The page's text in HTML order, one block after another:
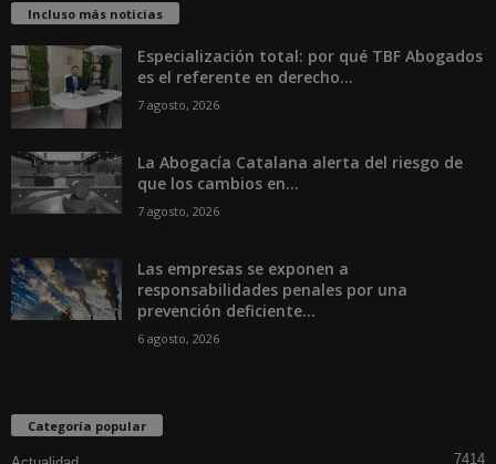
Incluso más noticias
Especialización total: por qué TBF Abogados
es el referente en derecho...
7 agosto, 2026
La Abogacía Catalana alerta del riesgo de
que los cambios en...
7 agosto, 2026
Las empresas se exponen a
responsabilidades penales por una
prevención deficiente...
6 agosto, 2026
Categoría popular
7414